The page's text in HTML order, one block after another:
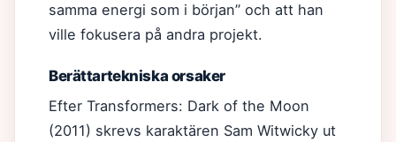
samma energi som i början” och att han
ville fokusera på andra projekt.
Berättartekniska orsaker
Efter Transformers: Dark of the Moon
(2011) skrevs karaktären Sam Witwicky ut